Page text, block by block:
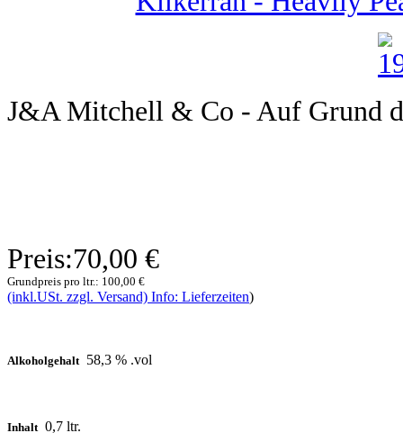
J&A Mitchell & Co - Auf Grund
Preis:70,00 €
Grundpreis pro ltr.: 100,00 €
(inkl.USt. zzgl. Versand) Info: Lieferzeiten)
Alkoholgehalt 58,3 % .vol
Inhalt 0,7 ltr.